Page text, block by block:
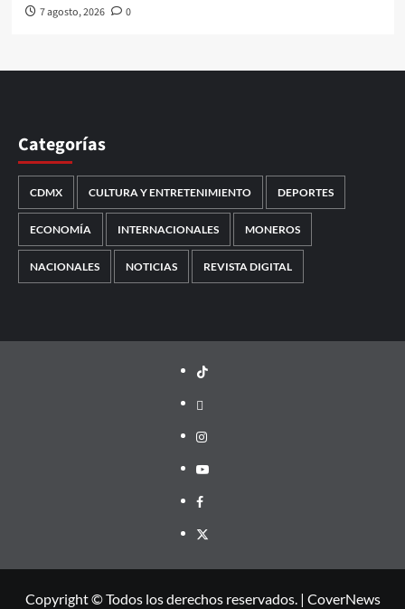
7 agosto, 2026 0
Categorías
CDMX CULTURA Y ENTRETENIMIENTO DEPORTES
ECONOMÍA INTERNACIONALES MONEROS
NACIONALES NOTICIAS REVISTA DIGITAL
TikTok
threads
Instagram
Youtube
Facebook
X
Copyright © Todos los derechos reservados. | CoverNews